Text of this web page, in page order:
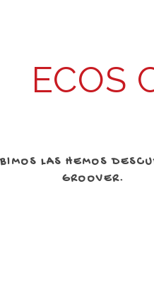
ECOS
LAS HEMOS
GROOVER.